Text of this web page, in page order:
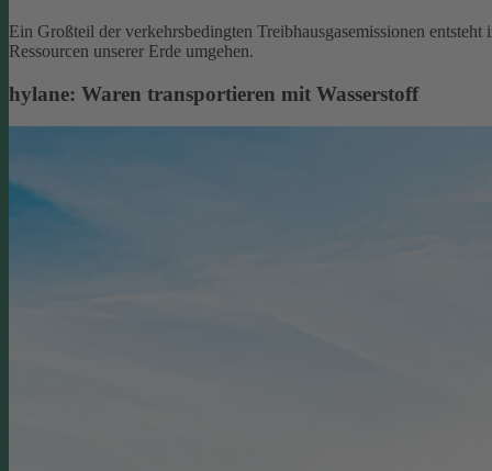
Ein Großteil der verkehrsbedingten Treibhausgasemissionen
Ressourcen unserer Erde umgehen.
hylane: Waren transportieren mit Wasserstoff